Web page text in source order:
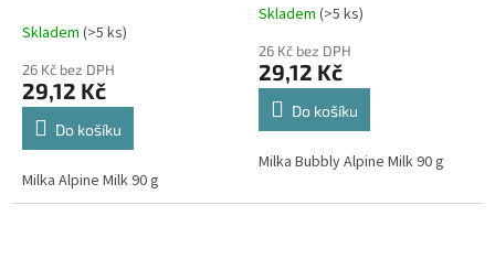
Skladem (>5 ks)
26 Kč bez DPH
29,12 Kč
Do košíku
Milka Alpine Milk 90 g
Průměrné
produktu
je
5,0
hvězdiček.
Skladem (>5 ks)
26 Kč bez DPH
29,12 Kč
Do košíku
Milka Bubbly Alpine Milk 90 g